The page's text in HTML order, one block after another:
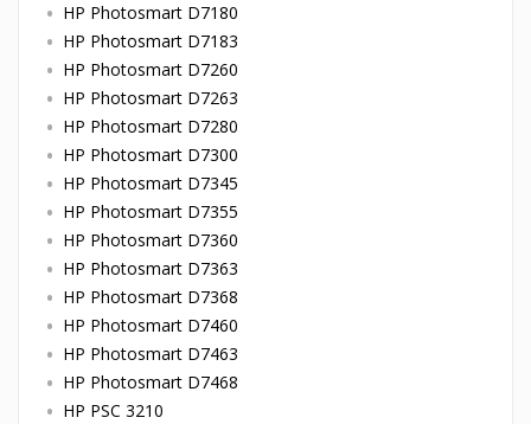
HP Photosmart D7180
HP Photosmart D7183
HP Photosmart D7260
HP Photosmart D7263
HP Photosmart D7280
HP Photosmart D7300
HP Photosmart D7345
HP Photosmart D7355
HP Photosmart D7360
HP Photosmart D7363
HP Photosmart D7368
HP Photosmart D7460
HP Photosmart D7463
HP Photosmart D7468
HP PSC 3210